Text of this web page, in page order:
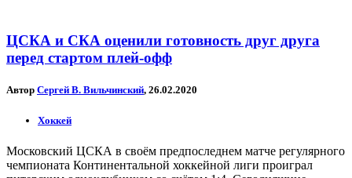
ЦСКА и СКА оценили готовность друг друга
перед стартом плей-офф
Автор Сергей В. Вильчинский, 26.02.2020
Хоккей
Московский ЦСКА в своём предпоследнем матче регулярного
чемпионата Континентальной хоккейной лиги проиграл